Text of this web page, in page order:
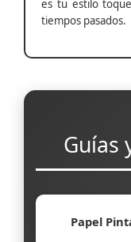
es tu estilo
tiempos pasados.
Guías
Papel